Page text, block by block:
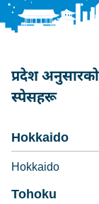
प्रदेश
स्पेसहरू
Hokkaido
Hokkaido
Tohoku